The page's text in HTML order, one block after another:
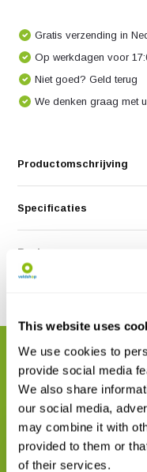
This website uses
We use cookies to
provide social media
We also share
our social media,
may combine it with
provided to them or
of their services.
Gratis verzending in
Op werkdagen voor
Niet goed? Geld terug
We denken graag met
Productomschrijving
Specificaties
Reviews
GERELATEERDE
Maak uw bestelling